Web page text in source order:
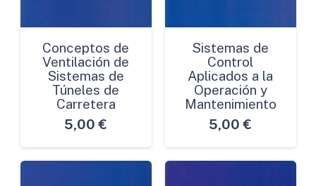
Conceptos de
Ventilación de
Sistemas de
Túneles de
Carretera
5,00 €
Sistemas de
Control
Aplicados a la
Operación y
Mantenimiento
5,00 €